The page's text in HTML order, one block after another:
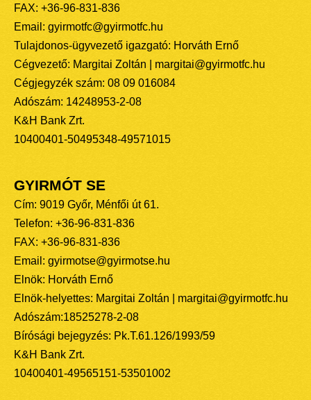
FAX: +36-96-831-836
Email: gyirmotfc@gyirmotfc.hu
Tulajdonos-ügyvezető igazgató: Horváth Ernő
Cégvezető: Margitai Zoltán | margitai@gyirmotfc.hu
Cégjegyzék szám: 08 09 016084
Adószám: 14248953-2-08
K&H Bank Zrt.
10400401-50495348-49571015
GYIRMÓT SE
Cím: 9019 Győr, Ménfői út 61.
Telefon: +36-96-831-836
FAX: +36-96-831-836
Email: gyirmotse@gyirmotse.hu
Elnök: Horváth Ernő
Elnök-helyettes: Margitai Zoltán | margitai@gyirmotfc.hu
Adószám:18525278-2-08
Bírósági bejegyzés: Pk.T.61.126/1993/59
K&H Bank Zrt.
10400401-49565151-53501002